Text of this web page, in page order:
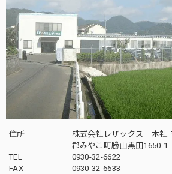
住所
株式会社レザックス 本社
郡みやこ町勝山黒田1650-1
TEL
0930-32-6622
FAX
0930-32-6633